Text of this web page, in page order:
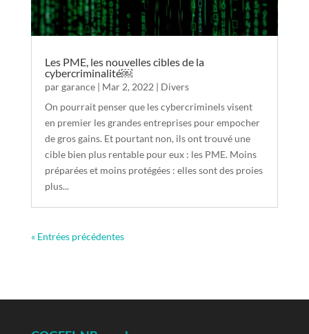
Les PME, les nouvelles cibles de la
cybercriminalité￼
pargarance| Mar 2, 2022 | Divers
On pourrait penser que les cybercriminels visent
en premier les grandes entreprises pour empocher
de gros gains. Et pourtant non, ils ont trouvé une
cible bien plus rentable pour eux : les PME. Moins
préparées et moins protégées : elles sont des proies
plus...
« Entrées précédentes